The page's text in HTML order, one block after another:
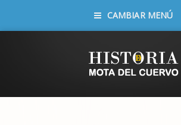
CAMBIAR MENÚ